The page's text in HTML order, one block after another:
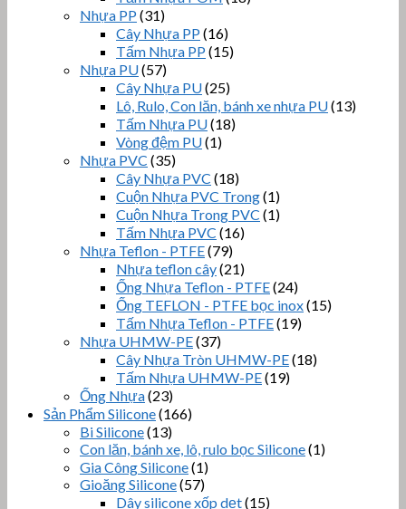
Nhựa PP (31)
Cây Nhựa PP (16)
Tấm Nhựa PP (15)
Nhựa PU(57)
Cây Nhựa PU(25)
Lô, Rulo, Con lăn, bánh xe nhựa PU(13)
Tấm Nhựa PU(18)
Vòng đệm PU(1)
Nhựa PVC (35)
Cây Nhựa PVC (18)
Cuộn Nhựa PVC Trong(1)
Cuộn Nhựa Trong PVC (1)
Tấm Nhựa PVC (16)
Nhựa Teflon - PTFE(79)
Nhựa teflon cây(21)
Ống Nhựa Teflon - PTFE(24)
Ống TEFLON - PTFE bọc inox(15)
Tấm Nhựa Teflon - PTFE(19)
Nhựa UHMW-PE(37)
Cây Nhựa Tròn UHMW-PE(18)
Tấm Nhựa UHMW-PE(19)
Ống Nhựa(23)
Sản Phẩm Silicone(166)
Bi Silicone(13)
Con lăn, bánh xe, lô, rulo bọc Silicone(1)
Gia Công Silicone(1)
Gioăng Silicone(57)
Dây silicone xốp dẹt(15)